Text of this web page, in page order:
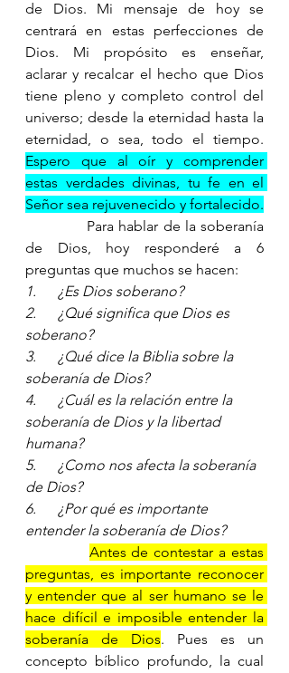
de Dios. Mi mensaje de hoy se
centrará en estas perfecciones de
Dios. Mi propósito es enseñar,
aclarar y recalcar el hecho que Dios
tiene pleno y completo control del
universo; desde la eternidad hasta la
Espero que al oír y comprender
estas verdades divinas, tu fe en el
Señor sea rejuvenecido y fortalecido.
de Dios, hoy responderé a 6
preguntas que muchos se hacen:
1. ¿Es Dios soberano?
2. ¿Qué significa que Dios es
soberano?
3. ¿Qué dice la Biblia sobre la
soberanía de Dios?
4. ¿Cuál es la relación entre la
soberanía de Dios y la libertad
humana?
5. ¿Como nos afecta la soberanía
de Dios?
6. ¿Por qué es importante
entender la soberanía de Dios?
Antes de contestar a estas
preguntas, es importante reconocer
y entender que al ser humano se le
hace difícil e imposible entender la
soberanía de Dios. Pues es un
concepto bíblico profundo, la cual